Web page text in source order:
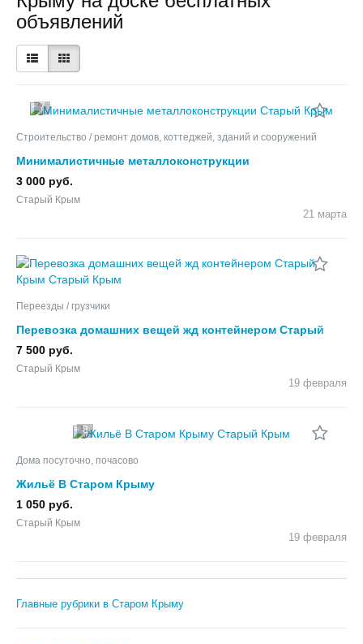
объявлений
7
Строительство / ремонт домов, коттеджей, зданий и сооружений
Минималистичные металлоконструкции
3 000 руб.
Старый Крым
21 марта
Переезды / грузчики
Перевозка домашних вещей жд контейнером Старый
Крым
7 500 руб.
Старый Крым
19 февраля
8
Дома посуточно, почасово
Жильё В Старом Крыму
1 050 руб.
Старый Крым
19 февраля
Главные рубрики в Старом Крыму